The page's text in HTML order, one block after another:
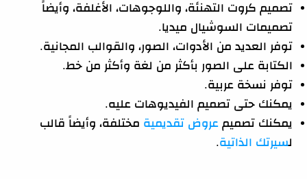
تصميم كروت التهنئة، واللوجوهات، الأغلفة، وأيضاً
تصميمات السوشيال ميديا.
توفر العديد من الأدوات، الصور، والقوالب المجانية.
الكتابة على الصور بأكثر من لغة وأكثر من خط.
توفر نسخة عربية.
يمكنك حتى تصميم الفيديوهات عليه.
يمكنك تصميمعروض تقديمية مختلفة، وأيضاً قالب
لسيرتك الذاتية.